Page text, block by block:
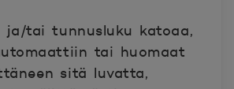
tai tunnusluku katoaa,
tai huomaat
sitä luvatta,